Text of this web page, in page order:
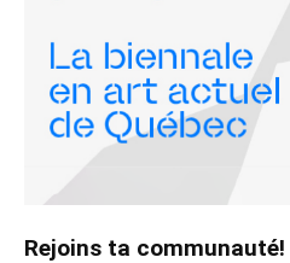
Rejoins ta